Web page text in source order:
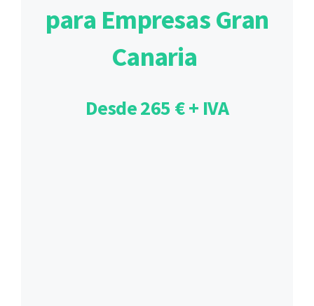
para Empresas Gran
Canaria
Desde 265 € + IVA